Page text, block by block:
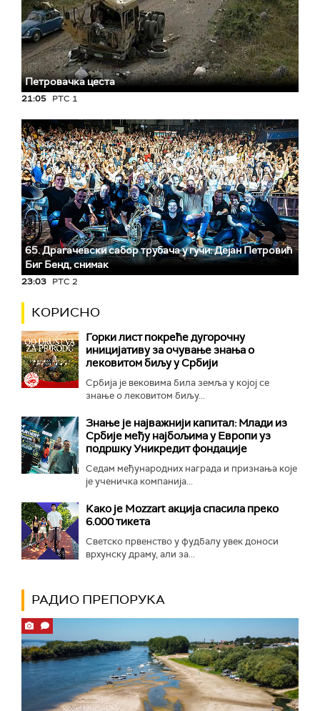
Петровачка цеста
21:05 РТС 1
65. Драгачевски сабор трубача у гучи: Дејан Петровић
Биг Бeнд, снимак
23:03 РТС 2
КОРИСНО
Горки лист покреће дугорочну
иницијативу за очување знања о
лековитом биљу у Србији
Србија је вековима била земља у којој се
знање о лековитом биљу...
Знање је најважнији капитал: Млади из
Србије међу најбољима у Европи уз
подршку Уникредит фондације
Седам међународних награда и признања које
је ученичка компанија...
Како је Mozzart акција спасила преко
6.000 тикета
Светско првенство у фудбалу увек доноси
врхунску драму, али за...
РАДИО ПРЕПОРУКА